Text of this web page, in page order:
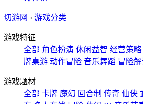
切游网 › 游戏分类
游戏特征
全部 角色扮演 休闲益智 经营策略
牌桌游 动作冒险 音乐舞蹈 冒险
游戏题材
全部 卡牌 魔幻 回合制 传奇 仙侠